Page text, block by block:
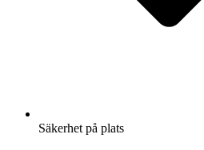
Säkerhet på plats